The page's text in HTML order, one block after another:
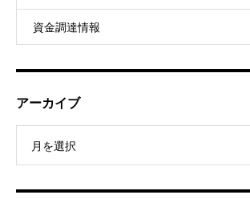
資金調達情報
アーカイブ
月を選択